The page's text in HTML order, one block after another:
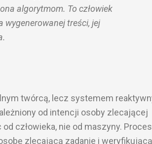
algorytmom. To człowiek
wygenerowanej treści, jej
twórcą, lecz systemem
od intencji osoby zlecającej
człowieka, nie od maszyny. Proces
zlecającą zadanie i weryfikującą